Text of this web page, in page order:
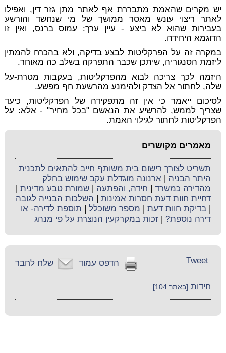
יש מקרים שהאמת מתבררת אף לאתר מתן גזר דין, ואפילו
לאתר ריצוי עונש מאסר ממושך של מי שנחשד והורשע
בעבירות שהוא לא ביצע - עיין ערך: עמוס ברנס, ואין זו
הדוגמא היחידה.
במקרה זה על הפרקליטות לבצע בדיקה, ולא בהכרח להמתין
ליזמת הסנגוריה, שיתכן שכבר התפרקה בשלב כה מאוחר.
היזמה לכך צריכה לבוא מהפרקליטות, בעקבות מטרת-על
שלה, לחתור אל הצדק ולהימנע מהרשעת חף מפשע.
לסיכום ייאמר כי אין זה מתפקידה של הפרקליטות, כיעד
שצריך לממש, להרשיע את הנאשם "בכל מחיר" - אלא: על
הפרקליטות לחתור לגילוי האמת.
מאמרים מקושרים
תשריט לצורך רישום בית משותף חייב להתאים לתכנית
היתר הבניה |ארנונה מוגדלת עקב שימוש בחלק
מהדירה כמשרד
חידה, והפתעה |שמורת טבע מדינית
דחיית חוות דעת חסרות אמינות
השלכות הבנייה לגובה
|בדיקת חוות דעת מספר משוכלל
תוספת לדירה- או
דירה נוספת? |זכות במקרקעין הנוצרת על פי מנהג
שלח לחבר הדפס עמוד Tweet
חידות [באתר 104]